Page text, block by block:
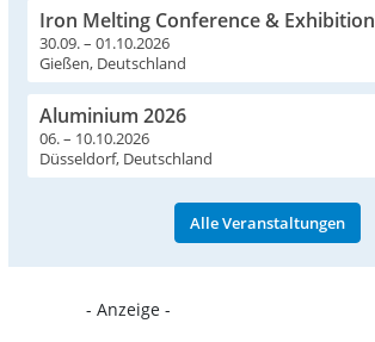
Iron Melting Conference & Exhibition
30.09. – 01.10.2026
Gießen, Deutschland
Aluminium 2026
06. – 10.10.2026
Düsseldorf, Deutschland
Alle Veranstaltungen
- Anzeige -